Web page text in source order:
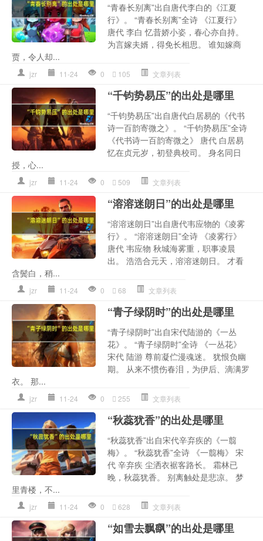
“青春长别离”出自唐代李白的《江夏
行》。 “青春长别离”全诗 《江夏行》
唐代 李白 忆昔娇小姿，春心亦自持。
为言嫁夫婿，得免长相思。 谁知嫁商
贾，令人却...
jzr 11-24 0 105 文章列表
“千钧势易压”的出处是哪里
“千钧势易压”出自唐代白居易的《代书
诗一百韵寄微之》。 “千钧势易压”全诗
《代书诗一百韵寄微之》 唐代 白居易
忆在贞元岁，初登典校司。 身名同日
授，心...
jzr 11-24 0 509 文章列表
“溶溶迷朗日”的出处是哪里
“溶溶迷朗日”出自唐代韦应物的《凌雾
行》。 “溶溶迷朗日”全诗 《凌雾行》
唐代 韦应物 秋城海雾重，职事凌晨
出。 浩浩合元天，溶溶迷朗日。 才看
含鬓白，稍...
jzr 11-24 0 68 文章列表
“青子绿阴时”的出处是哪里
“青子绿阴时”出自宋代陆游的《一丛
花》。 “青子绿阴时”全诗 《一丛花》
宋代 陆游 尊前凝伫漫魂迷。 犹恨负幽
期。 从来不惯伤春泪，为伊后、滴满罗
衣。 那...
jzr 11-24 0 255 文章列表
“秋蕊犹香”的出处是哪里
“秋蕊犹香”出自宋代辛弃疾的《一翦
梅》。 “秋蕊犹香”全诗 《一翦梅》 宋
代 辛弃疾 尘洒衣裾客路长。 霜林已
晚，秋蕊犹香。 别离触处是悲凉。 梦
里青楼，不...
jzr 11-24 0 628 文章列表
“如雪去飘飖”的出处是哪里